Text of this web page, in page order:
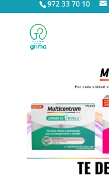
972 33 70 10